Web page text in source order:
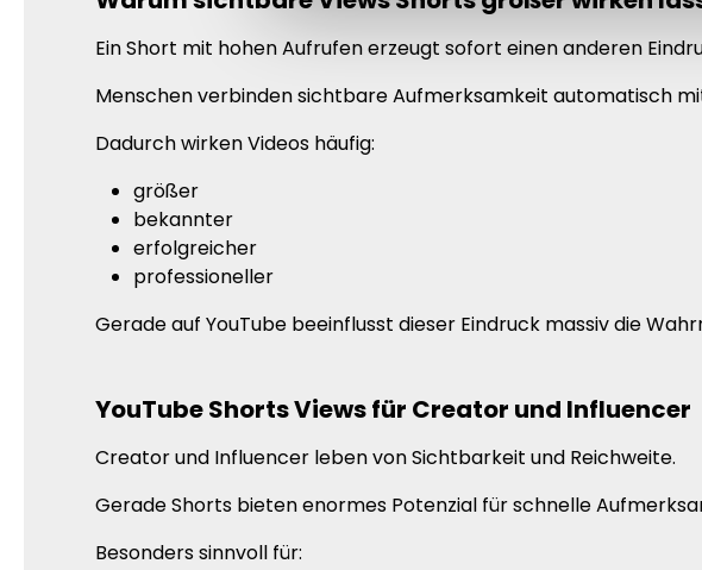
Ein Short mit hohen Aufrufen erzeugt sofort einen anderen
Menschen verbinden sichtbare Aufmerksamkeit automatisch
Dadurch wirken Videos häufig:
größer
bekannter
erfolgreicher
professioneller
Gerade auf YouTube beeinflusst dieser Eindruck massiv die
YouTube Shorts Views für Creator und Influencer
Creator und Influencer leben von Sichtbarkeit und Reichweite.
Gerade Shorts bieten enormes Potenzial für schnelle
Besonders sinnvoll für: